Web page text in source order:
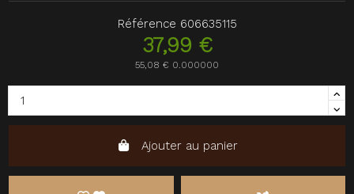
Référence 606635115
37,99 €
55,08 € 0.000000
Ajouter au panier